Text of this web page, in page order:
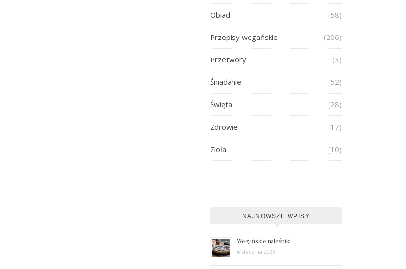
Obiad (58)
Przepisy wegańskie (206)
Przetwory (3)
Śniadanie (52)
Święta (28)
Zdrowie (17)
Zioła (10)
NAJNOWSZE WPISY
Wegańskie naleśniki
6 stycznia 2026